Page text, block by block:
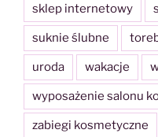
sklep internetowy
suknie ślubne
uroda wakacje
wyposażenie salonu
zabiegi kosmetyczne